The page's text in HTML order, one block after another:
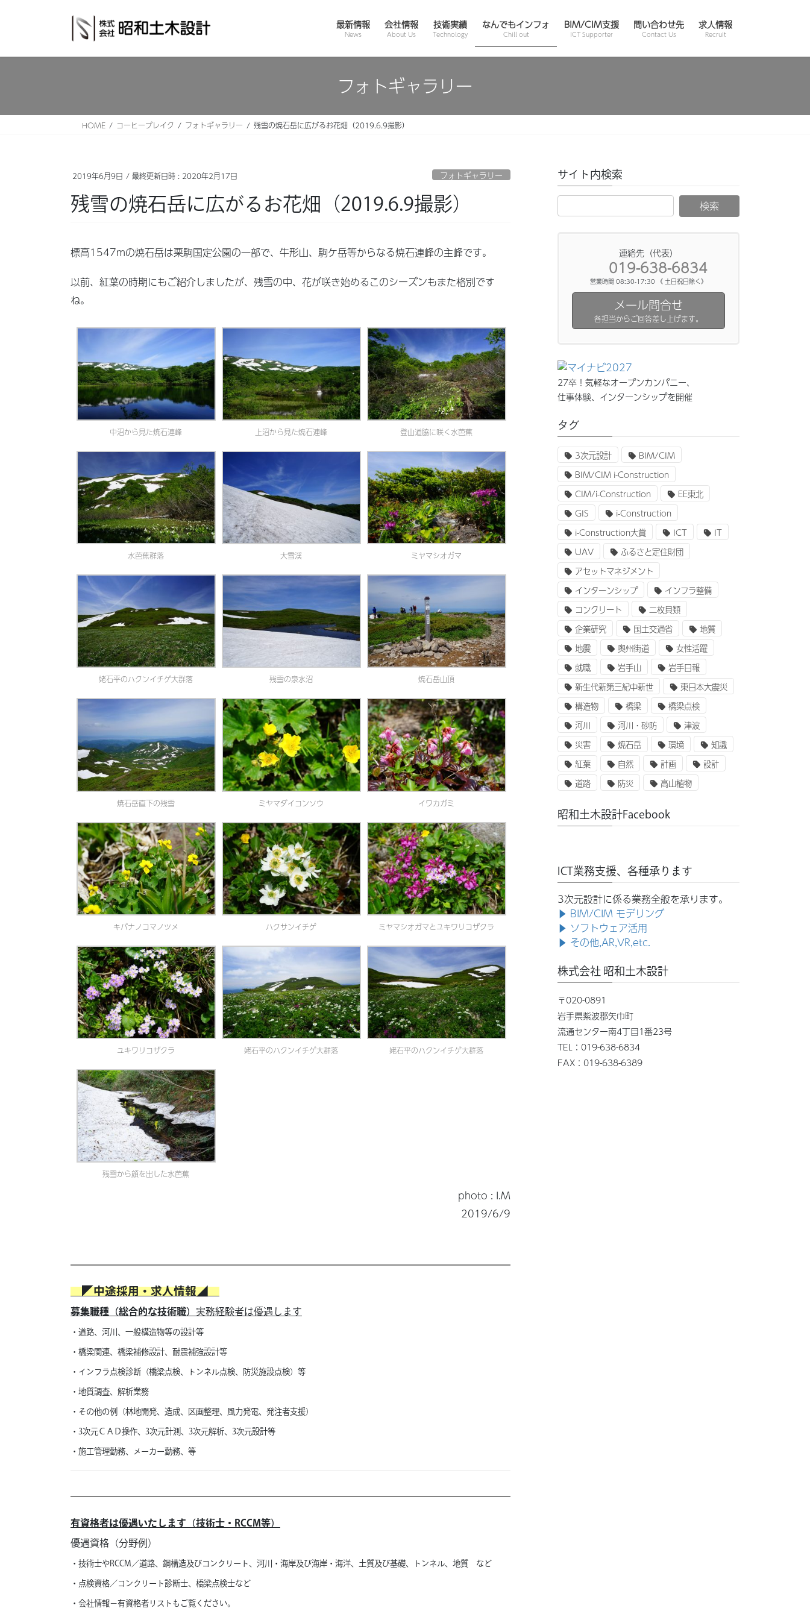
最新情報
News
会社情報
About Us
技術実績
Technology
なんでもインフォ
Chill out
BIM/CIM支援
ICT Supporter
問い合わせ先
Contact Us
求人情報
Recruit
フォトギャラリー
HOME コーヒーブレイク フォトギャラリー 残雪の焼石岳に広がるお花畑（2019.6.9撮影）
2019年6月9日 / 最終更新日時 : 2020年2月17日 フォトギャラリー
残雪の焼石岳に広がるお花畑（2019.6.9撮影）
標高1547mの焼石岳は栗駒国定公園の一部で、牛形山、駒ケ岳等からなる焼石連峰の主峰です。
以前、紅葉の時期にもご紹介しましたが、残雪の中、花が咲き始めるこのシーズンもまた格別です
ね。
中沼から見た焼石連峰 上沼から見た焼石連峰 登山道脇に咲く水芭蕉
水芭蕉群落 大雪渓 ミヤマシオガマ
姥石平のハクンイチゲ大群落 残雪の泉水沼 焼石岳山頂
焼石岳直下の残雪 ミヤマダイコンソウ イワカガミ
キバナノコマノツメ ハクサンイチゲ ミヤマシオガマとユキワリコザクラ
ユキワリコザクラ 姥石平のハクンイチゲ大群落 姥石平のハクンイチゲ大群落
残雪から顔を出した水芭蕉
photo : I.M
2019/6/9
◤中途採用・求人情報◢
募集職種（総合的な技術職） 実務経験者は優遇します
・道路、河川、一般構造物等の設計等
・橋梁関連、橋梁補修設計、耐震補強設計等
・インフラ点検診断（橋梁点検、トンネル点検、防災施設点検）等
・地質調査、解析業務
・その他の例（林地開発、造成、区画整理、風力発電、発注者支援）
・3次元ＣＡＤ操作、3次元計測、3次元解析、3次元設計等
・施工管理勤務、メーカー勤務、等
有資格者は優遇いたします（技術士・RCCM等）
優遇資格（分野例）
・技術士やRCCM／道路、 鋼構造及びコンクリート、 河川・海岸及び海岸・海洋、 土質及び基礎、 トンネル、 地質 など
・点検資格／コンクリート診断士、橋梁点検士など
・会社情報－有資格者リストもご覧ください。
サイト内検索
連絡先（代表）
019-638-6834
営業時間 08:30-17:30 《 土日祝日除く》
メール問合せ
各担当からご回答差し上げます。
27卒！気軽なオープンカンパニー、
仕事体験、インターンシップを開催
タグ
3次元設計
BIM/CIM
BIM/CIM i-Construction
CIM/i-Construction
EE東北
GIS
i-Construction
i-Construction大賞
ICT
IT
UAV
ふるさと定住財団
アセットマネジメント
インターンシップ
インフラ整備
コンクリート
二枚貝類
企業研究
国土交通省
地質
地震
奥州街道
女性活躍
就職
岩手山
岩手日報
新生代新第三紀中新世
東日本大震災
構造物
橋梁
橋梁点検
河川
河川・砂防
津波
災害
焼石岳 環境
知識
紅葉
自然 計画
設計
道路
防災 高山植物
昭和土木設計Facebook
ICT業務支援、各種承ります
3次元設計に係る業務全般を承ります。
▶ BIM/CIM モデリング
▶ ソフトウェア活用
▶ その他,AR,VR,etc.
株式会社 昭和土木設計
〒020-0891
岩手県紫波郡矢巾町
流通センター南4丁目1番23号
TEL：019-638-6834
FAX：019-638-6389